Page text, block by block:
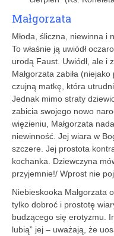
Małgorzata
Młoda, śliczna, niewinna i
To właśnie ją uwiódł
urodą Faust. Uwiódł, ale i
Małgorzata zabiła
czujną matkę, która
Jednak mimo straty
zabicia swojego nowo
więzieniu, Małgorzata
niewinność. Jej wiara w
szczere. Jej prostota
kochanka. Dziewczyna
przyjemnie!/ Wprost nie
Niebieskooka Małgorzata
tylko dobroć i prostotę
budzącego się erotyzmu.
lubią” jej – uważają, że